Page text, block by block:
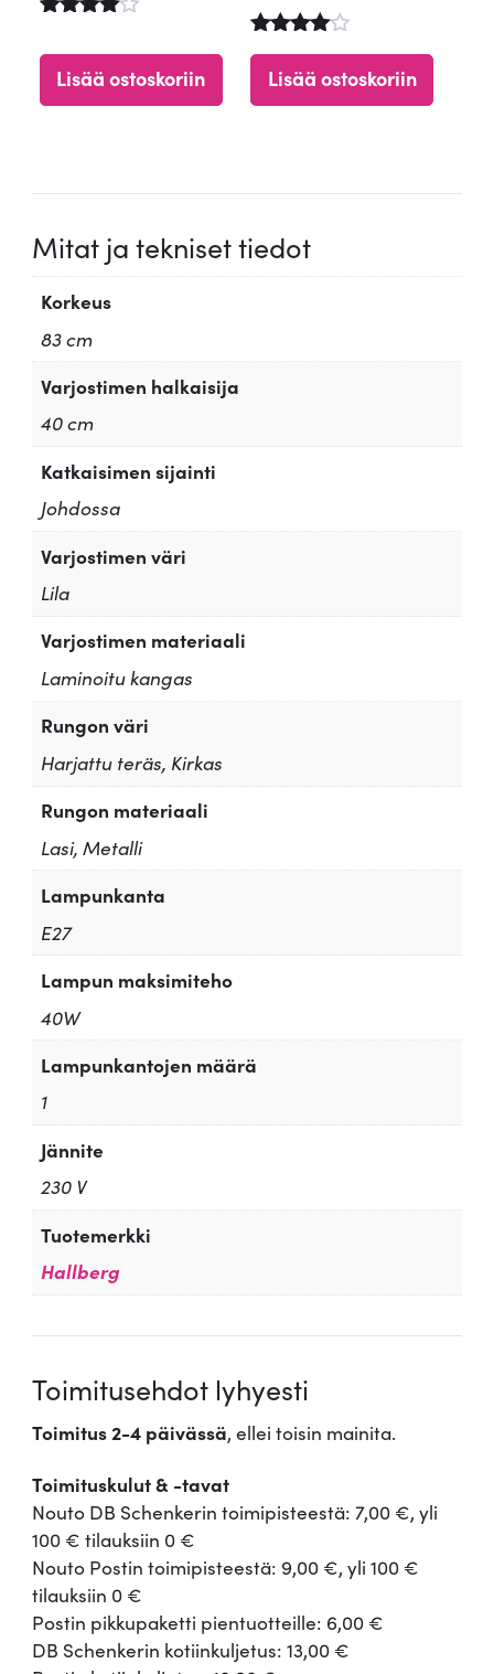
4.65
/ 5
Lisää ostoskoriin
tuotteesta
4.84
Lisää ostoskoriin
Mitat ja tekniset tiedot
Korkeus
83 cm
Varjostimen halkaisija
40 cm
Katkaisimen sijainti
Johdossa
Varjostimen väri
Lila
Varjostimen materiaali
Laminoitu kangas
Rungon väri
Harjattu teräs, Kirkas
Rungon materiaali
Lasi, Metalli
Lampunkanta
E27
Lampun maksimiteho
40W
Lampunkantojen määrä
1
Jännite
230 V
Tuotemerkki
Hallberg
Toimitusehdot lyhyesti
Toimitus 2-4 päivässä, ellei toisin mainita.
Toimituskulut & -tavat
Nouto DB Schenkerin toimipisteestä: 7,00 €, yli
100 € tilauksiin 0 €
Nouto Postin toimipisteestä: 9,00 €, yli 100 €
tilauksiin 0 €
Postin pikkupaketti pientuotteille: 6,00 €
DB Schenkerin kotiinkuljetus: 13,00 €